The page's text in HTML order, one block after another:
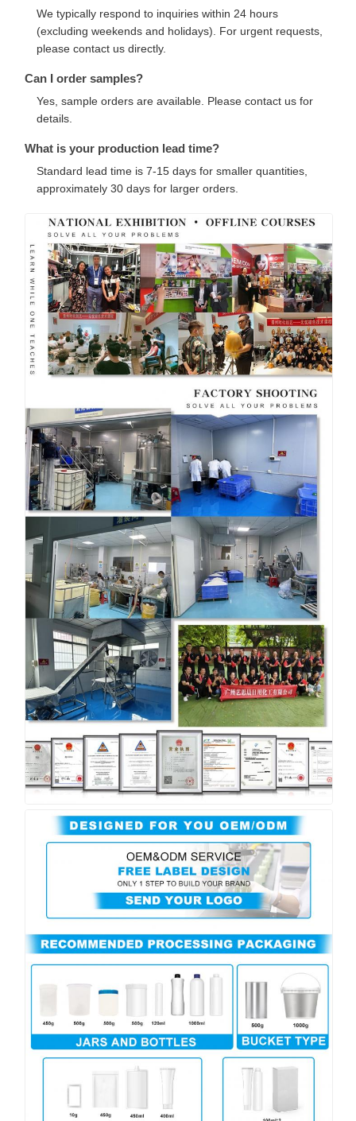
We typically respond to inquiries within 24 hours
(excluding weekends and holidays). For urgent requests,
please contact us directly.
Can I order samples?
Yes, sample orders are available. Please contact us for
details.
What is your production lead time?
Standard lead time is 7-15 days for smaller quantities,
approximately 30 days for larger orders.